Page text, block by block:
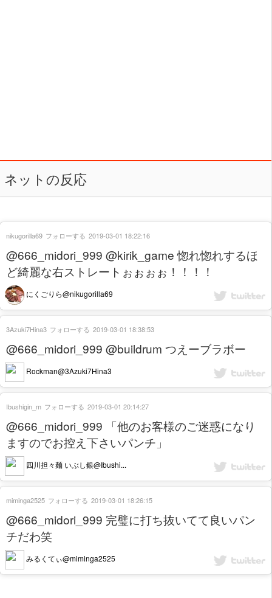
ネットの反応
@666_midori_999 @kirik_game 惚れ惚れするほ
ど綺麗な右ストレートぉぉぉぉ！！！！
にくごりら@nikugorilla69
nikugorilla69 フォローする 2019-03-01 18:22:16
@666_midori_999 @buildrum つえーブラボー
Rockman@3Azuki7Hina3
3Azuki7Hina3 フォローする 2019-03-01 18:38:53
@666_midori_999 「他のお客様のご迷惑になり
ますのでお控え下さいパンチ」
四川担々麺 いぶし銀@Ibushi...
Ibushigin_m フォローする 2019-03-01 20:14:27
@666_midori_999 完璧に打ち抜いてて良いパン
チだわ笑
みるくてぃ@miminga2525
miminga2525 フォローする 2019-03-01 18:26:15